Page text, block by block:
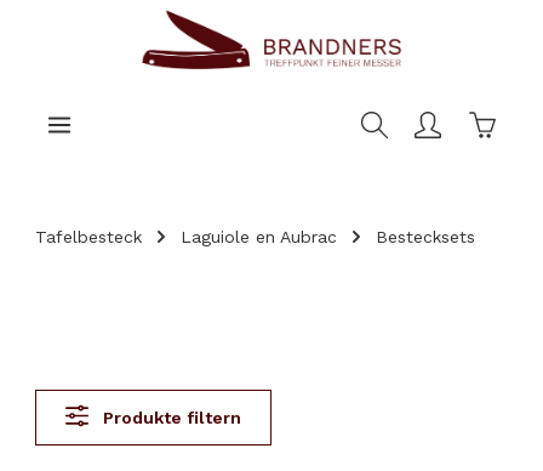
Tafelbesteck Laguiole en Aubrac Bestecksets
Produkte filtern